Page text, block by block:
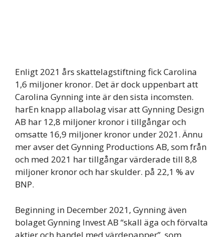
Enligt 2021 års skattelagstiftning fick Carolina
1,6 miljoner kronor. Det är dock uppenbart att
Carolina Gynning inte är den sista incomsten.
harEn knapp allabolag visar att Gynning Design
AB har 12,8 miljoner kronor i tillgångar och
omsatte 16,9 miljoner kronor under 2021. Ännu
mer avser det Gynning Productions AB, som från
och med 2021 har tillgångar värderade till 8,8
miljoner kronor och har skulder. på 22,1 % av
BNP.
Beginning in December 2021, Gynning även
bolaget Gynning Invest AB “skall äga och förvalta
aktier och handel med värdepapper”, som